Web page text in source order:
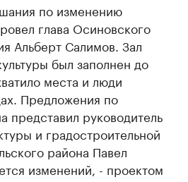
по изменению
глава Осиновского
Альберт Салимов. Зал
был заполнен до
места и люди
Предложения по
представил руководитель
и градостроительной
района Павел
изменений, - проектом